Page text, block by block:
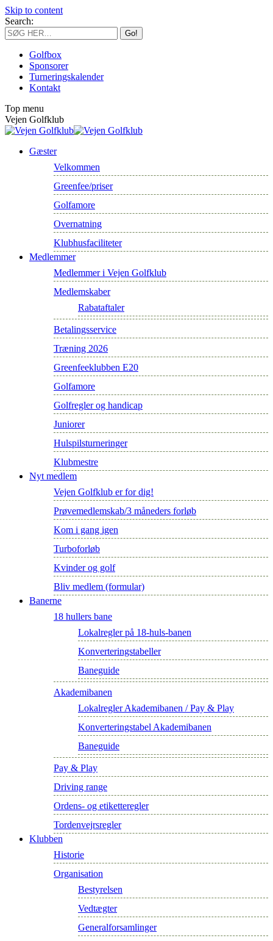
Skip to content
Search:
Golfbox
Sponsorer
Turneringskalender
Kontakt
Top menu
Vejen Golfklub
Gæster
Velkommen
Greenfee/priser
Golfamore
Overnatning
Klubhusfaciliteter
Medlemmer
Medlemmer i Vejen Golfklub
Medlemskaber
Rabataftaler
Betalingsservice
Træning 2026
Greenfeeklubben E20
Golfamore
Golfregler og handicap
Juniorer
Hulspilsturneringer
Klubmestre
Nyt medlem
Vejen Golfklub er for dig!
Prøvemedlemskab/3 måneders forløb
Kom i gang igen
Turboforløb
Kvinder og golf
Bliv medlem (formular)
Banerne
18 hullers bane
Lokalregler på 18-huls-banen
Konverteringstabeller
Baneguide
Akademibanen
Lokalregler Akademibanen / Pay & Play
Konverteringstabel Akademibanen
Baneguide
Pay & Play
Driving range
Ordens- og etiketteregler
Tordenvejrsregler
Klubben
Historie
Organisation
Bestyrelsen
Vedtægter
Generalforsamlinger